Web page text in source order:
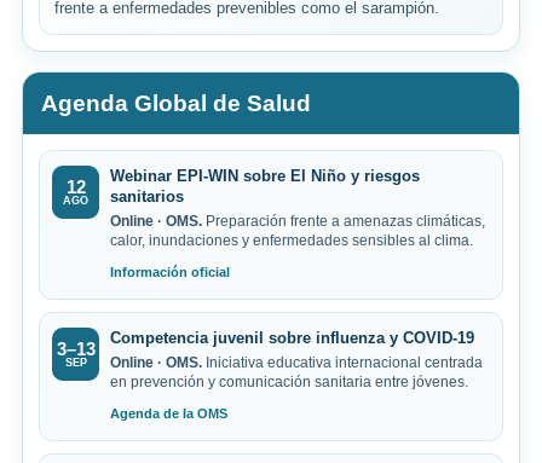
frente a enfermedades prevenibles como el sarampión.
Agenda Global de Salud
12
AGO
Webinar EPI-WIN sobre El Niño y riesgos
sanitarios
Online · OMS. Preparación frente a amenazas climáticas,
calor, inundaciones y enfermedades sensibles al clima.
Información oficial
3–13
SEP
Competencia juvenil sobre influenza y COVID-19
Online · OMS. Iniciativa educativa internacional centrada
en prevención y comunicación sanitaria entre jóvenes.
Agenda de la OMS